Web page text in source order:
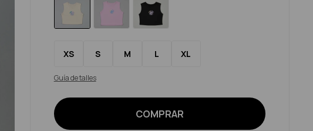
XS S M L XL
Guía de talles
COMPRAR